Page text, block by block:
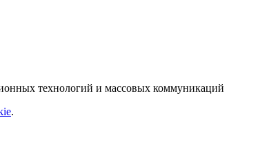
технологий и массовых коммуникаций
.